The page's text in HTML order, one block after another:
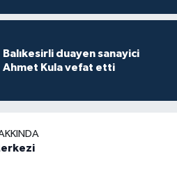
Balıkesirli duayen sanayici
Ahmet Kula vefat etti